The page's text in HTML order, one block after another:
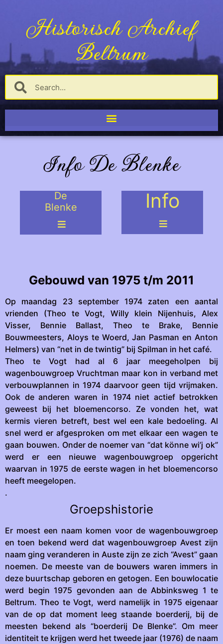
Historisch Archief
Beltrum
Info De Blenke
De
Blenke
Info
Gebouwd van 1975 t/m 2011
Op maandag 23 september 1974 zaten een aantal
vrienden (Theo te Vogt, Willy klein Nijenhuis, Alex
Visser, Bennie Ballast, Theo te Brake, Bennie
Bouwmeesters, Aloys te Woerd, Jan Pasman en Anton
Helmers) van “net in de twintig” bij Spilman in het café.
Theo te Vogt had al 6 jaar meegeholpen bij
wagenbouwgroep Vruchtman maar kon in verband met
verbouwplannen in 1974 daarvoor geen tijd vrijmaken.
Ook de anderen waren in 1974 niet actief betrokken
geweest bij het bloemencorso. Ze vonden het, wat
kermis vieren betreft, best wel een kale bedoeling. Al
snel werd er afgesproken om met elkaar een wagen te
gaan bouwen. Onder de noemer van “dat könne wi’j ok”
werd er een nieuwe wagenbouwgroep opgericht
waarvan in 1975 de eerste wagen in het bloemencorso
heeft meegelopen.
.
Groepshistorie
Er moest een naam komen voor de wagenbouwgroep
en toen bekend werd dat wagenbouwgroep Avest zijn
naam ging veranderen in Auste zijn ze zich “Avest” gaan
noemen. De meeste van de bouwers waren immers in
deze buurtschap geboren en getogen. Een bouwlocatie
werd begin 1975 gevonden aan de Abbinksweg 1 te
Beltrum. Theo te Vogt, werd namelijk in 1975 eigenaar
van de op dat moment leeg staande boerderij, bij de
meesten bekend als “boerderij De Blenke”. Om meer
identiteit te krijgen werd het tweede jaar (1976) de naam